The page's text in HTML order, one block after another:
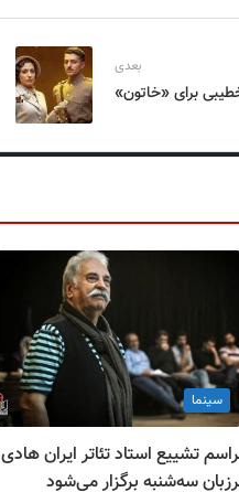
بعدی
برای «خاتون»
سینما
تشییع استاد تئاتر ایران هادی
سه‌شنبه برگزار می‌شود